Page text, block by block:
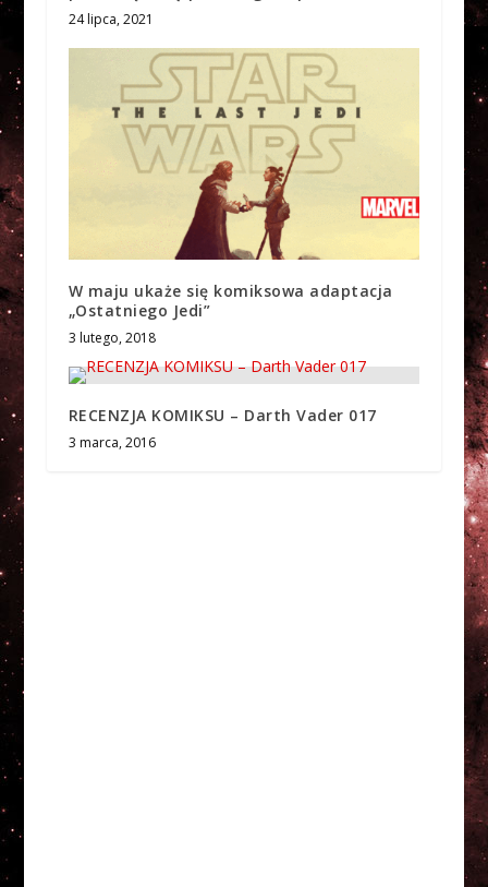
24 lipca, 2021
W maju ukaże się komiksowa adaptacja
„Ostatniego Jedi”
3 lutego, 2018
RECENZJA KOMIKSU – Darth Vader 017
3 marca, 2016